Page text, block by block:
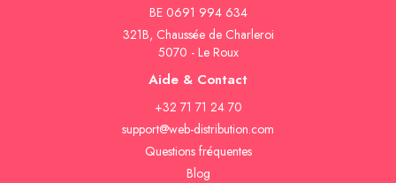
BE 0691 994 634
321B, Chaussée de Charleroi
5070 - Le Roux
Aide & Contact
+32 71 71 24 70
support@web-distribution.com
Questions fréquentes
Blog